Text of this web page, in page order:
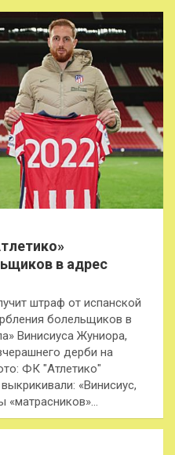
в адрес
штраф от испанской
болельщиков в
Винисиуса Жуниора,
дерби на
ФК "Атлетико"
«Винисиус,
«матрасников»…